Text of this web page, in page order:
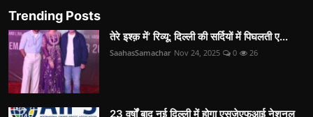
Trending Posts
तेरे इश्क़ में’ रिव्यू: दिल्ली की सर्दियों में पिघलती ए...
SaahasSamachar Nov 24, 2025 0 26
23 वर्षों बाद नई दिल्ली में होगा एसजेएफआई नेशनल